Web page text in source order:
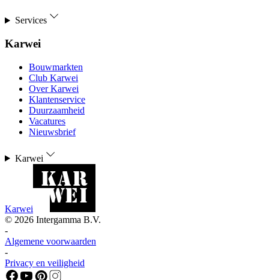
Services
Karwei
Bouwmarkten
Club Karwei
Over Karwei
Klantenservice
Duurzaamheid
Vacatures
Nieuwsbrief
Karwei
Karwei
© 2026 Intergamma B.V.
-
Algemene voorwaarden
-
Privacy en veiligheid